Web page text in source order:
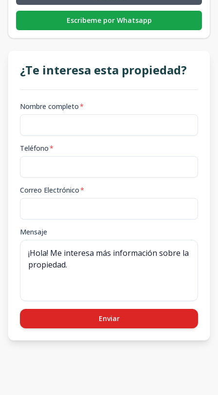
Escribeme por Whatsapp
¿Te interesa esta propiedad?
Nombre completo*
Teléfono*
Correo Electrónico*
Mensaje
Enviar